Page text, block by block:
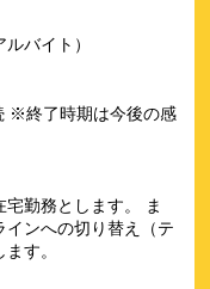
バイト）
※終了時期は今後の感
勤務とします。 ま
インへの切り替え（テ
す。